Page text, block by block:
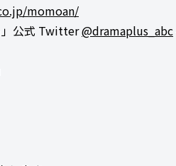
momoan/
」公式 Twitter@dramaplus_abc